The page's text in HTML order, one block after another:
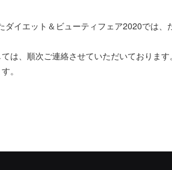
イエット＆ビューティフェア2020では
は、順次ご連絡させていただいております。
。